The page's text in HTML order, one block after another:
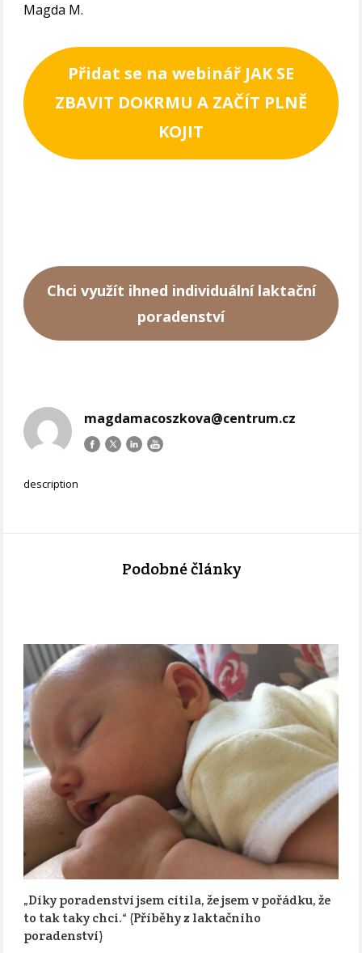
Magda M.
Přidat se na webinář JAK SE
ZBAVIT DOKRMU A ZAČÍT PLNĚ
KOJIT
Chci využít ihned individuální laktační
poradenství
magdamacoszkova@centrum.cz
description
Podobné články
„Díky poradenství jsem cítila, že jsem v pořádku, že
to tak taky chci.“ (Příběhy z laktačního
poradenství)